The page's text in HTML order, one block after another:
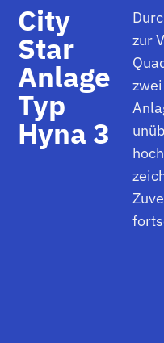
City
Star
Anlage
Typ
Hyna 3
zur